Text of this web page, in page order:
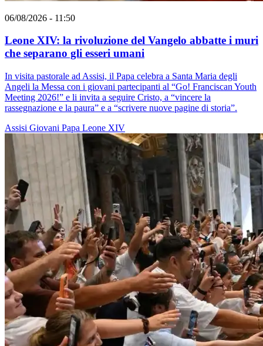
06/08/2026 - 11:50
Leone XIV: la rivoluzione del Vangelo abbatte i muri
che separano gli esseri umani
In visita pastorale ad Assisi, il Papa celebra a Santa Maria degli
Angeli la Messa con i giovani partecipanti al “Go! Franciscan Youth
Meeting 2026!” e li invita a seguire Cristo, a “vincere la
rassegnazione e la paura” e a “scrivere nuove pagine di storia”.
Assisi Giovani Papa Leone XIV